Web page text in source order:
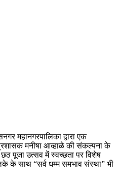
महानगरपालिका द्वारा एक
मनीषा आव्हाळे की संकल्पना के
पूजा उत्सव में स्वच्छता पर विशेष
के साथ “सर्व धम्म समभाव संस्था” भी